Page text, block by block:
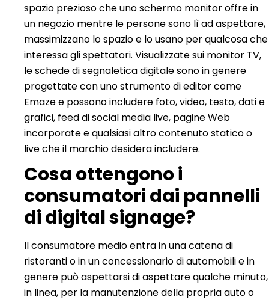
spazio prezioso che uno schermo monitor offre in
un negozio mentre le persone sono lì ad aspettare,
massimizzano lo spazio e lo usano per qualcosa che
interessa gli spettatori. Visualizzate sui monitor TV,
le schede di segnaletica digitale sono in genere
progettate con uno strumento di editor come
Emaze e possono includere foto, video, testo, dati e
grafici, feed di social media live, pagine Web
incorporate e qualsiasi altro contenuto statico o
live che il marchio desidera includere.
Cosa ottengono i
consumatori dai pannelli
di digital signage?
Il consumatore medio entra in una catena di
ristoranti o in un concessionario di automobili e in
genere può aspettarsi di aspettare qualche minuto,
in linea, per la manutenzione della propria auto o